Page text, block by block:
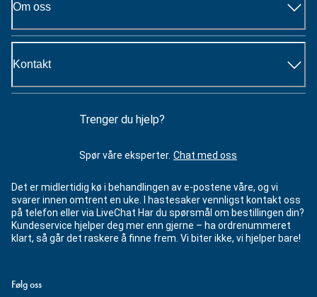
Om oss
Kontakt
Trenger du hjelp?
Spør våre eksperter. Chat med oss
Det er midlertidig kø i behandlingen av e-postene våre, og vi
svarer innen omtrent en uke. I hastesaker vennligst kontakt oss
på telefon eller via LiveChat Har du spørsmål om bestillingen din?
Kundeservice hjelper deg mer enn gjerne – ha ordrenummeret
klart, så går det raskere å finne frem. Vi biter ikke, vi hjelper bare!
Følg oss